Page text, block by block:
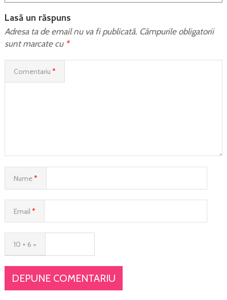
Lasă un răspuns
Adresa ta de email nu va fi publicată. Câmpurile obligatorii
sunt marcate cu *
Comentariu *
Nume*
Email*
10 + 6 =